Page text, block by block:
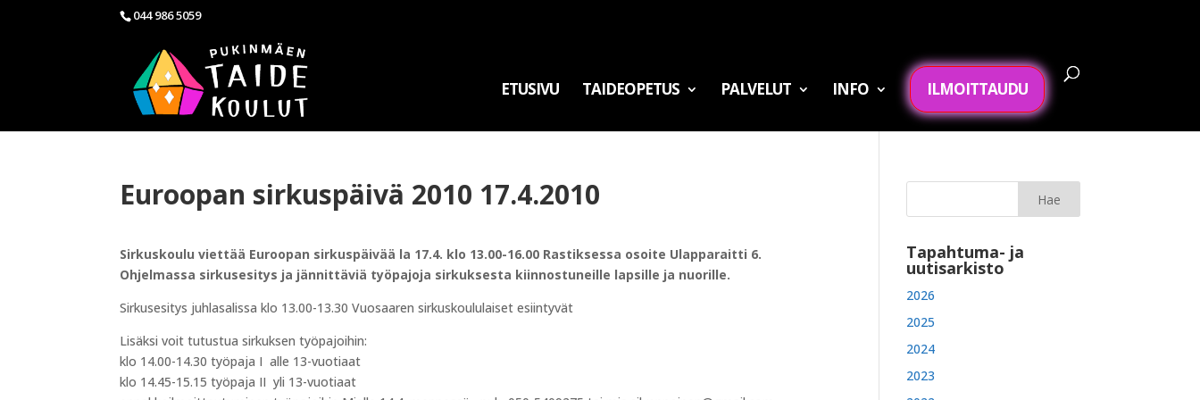
044 986 5059
ETUSIVU TAIDEOPETUS PALVELUT INFO ILMOITTAUDU
Euroopan sirkuspäivä 2010 17.4.2010
Sirkuskoulu viettää Euroopan sirkuspäivää la 17.4. klo 13.00-16.00 Rastiksessa osoite Ulapparaitti 6.
Ohjelmassa sirkusesitys ja jännittäviä työpajoja sirkuksesta kiinnostuneille lapsille ja nuorille.
Sirkusesitys juhlasalissa klo 13.00-13.30 Vuosaaren sirkuskoululaiset esiintyvät
Lisäksi voit tutustua sirkuksen työpajoihin:
klo 14.00-14.30 työpaja I alle 13-vuotiaat
klo 14.45-15.15 työpaja II yli 13-vuotiaat
Tapahtuma- ja
uutisarkisto
2026
2025
2024
2023